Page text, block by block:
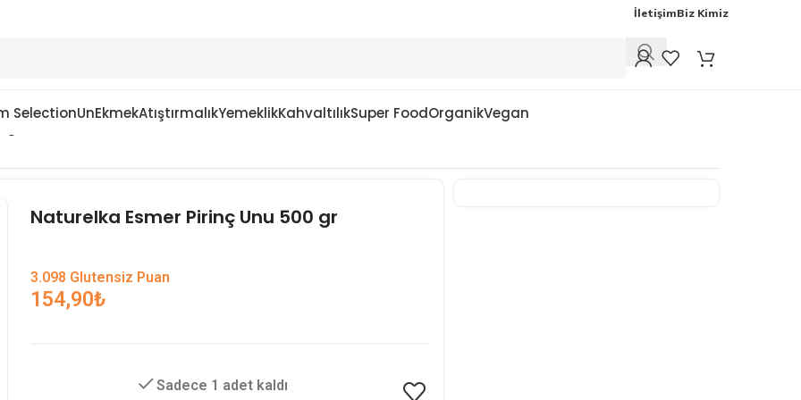
İletişimBiz Kimiz
SelectionUnEkmekAtıştırmalıkYemeklikKahvaltılıkSuper FoodOrganikVegan
Naturelka Esmer Pirinç Unu 500 gr
3.098 Glutensiz Puan
154,90₺
Sadece 1 adet kaldı